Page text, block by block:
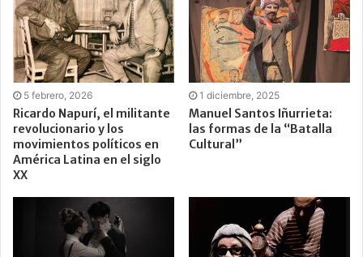
5 febrero, 2026
Ricardo Napurí, el militante
revolucionario y los
movimientos políticos en
América Latina en el siglo
XX
1 diciembre, 2025
Manuel Santos Iñurrieta:
las formas de la “Batalla
Cultural”